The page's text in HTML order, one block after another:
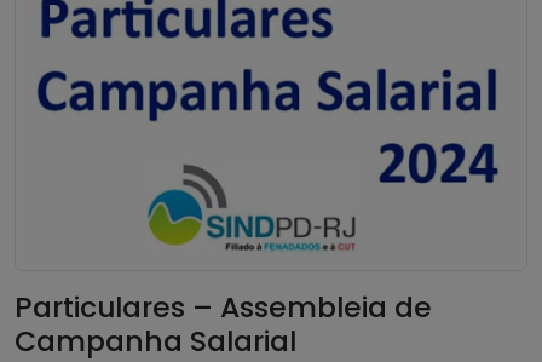
Particulares – Assembleia de
Campanha Salarial